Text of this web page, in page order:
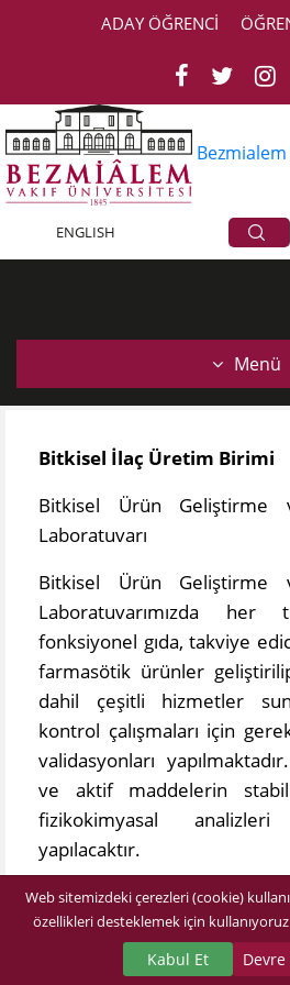
ADAY ÖĞRENCİ
ENGLISH Birimler
Menü
​Bitkisel İlaç Üretim Birimi
Bitkisel Ürün Geliştirme
Laboratuvarı
Bitkisel Ürün Geliştirme
Laboratuvarımızda her
fonksiyonel gıda, takviye
farmasötik ürünler
dahil çeşitli hizmetler
kontrol çalışmaları için
validasyonları
ve aktif maddelerin
fizikokimyasal
yapılacaktır.
Enstrümantal Analiz
GC-MS
UV Spektrofotometresi
Web sitemizdeki çerezleri (cookie)
özellikleri desteklemek için
Kabul Et Devre